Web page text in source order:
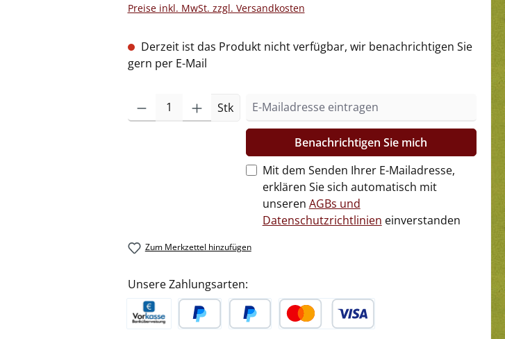
Preise inkl. MwSt. zzgl. Versandkosten
Derzeit ist das Produkt nicht verfügbar, wir benachrichtigen Sie
gern per E-Mail
Stk
Benachrichtigen Sie mich
Mit dem Senden Ihrer E-Mailadresse,
erklären Sie sich automatisch mit
unseren AGBs und
Datenschutzrichtlinien einverstanden
Zum Merkzettel hinzufügen
Unsere Zahlungsarten: